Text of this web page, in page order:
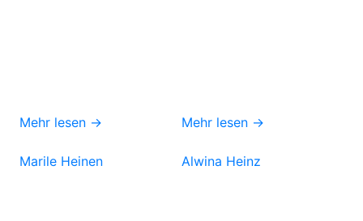
Mehr lesen → Mehr lesen →
Marile Heinen Alwina Heinz